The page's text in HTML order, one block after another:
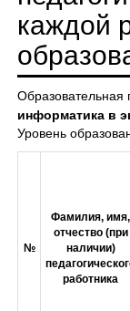
каждой
Образовательная
информатика в
Уровень
№
Фамилия, имя,
отчество (при
наличии)
работника